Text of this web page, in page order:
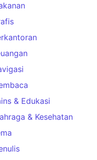
& Edukasi
& Kesehatan